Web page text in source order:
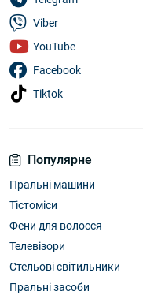
Популярне
Пральні машини
Тістоміси
Фени для волосся
Телевізори
Стельові світильники
Пральні засоби
Viber
YouTube
Facebook
Tiktok